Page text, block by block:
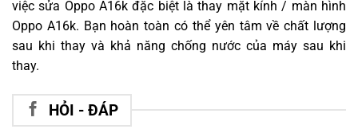
việc sửa Oppo A16k đặc biệt là thay mặt kính / màn hình
Oppo A16k. Bạn hoàn toàn có thể yên tâm về chất lượng
sau khi thay và khả năng chống nước của máy sau khi
thay.
HỎI - ĐÁP